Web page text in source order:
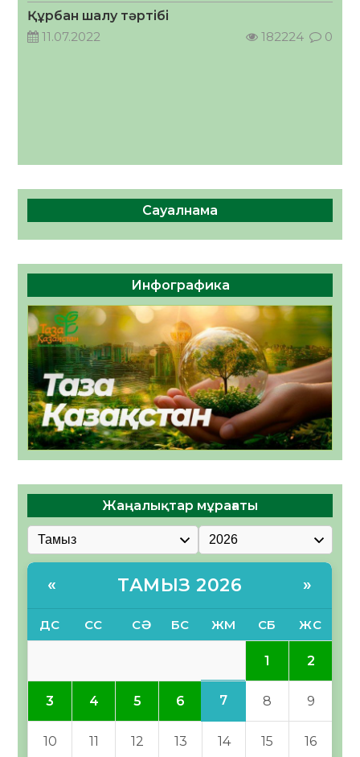
05.08.2026
36 0
Құрбан шалу тәртібі
11.07.2022
182224 0
Сауалнама
Инфографика
Жаңалықтар мұрағаты
« ТАМЫЗ 2026 »
ДС СС СӘ БС ЖМ СБ ЖС
1 2
3 4 5 6 7 8 9
10 11 12 13 14 15 16